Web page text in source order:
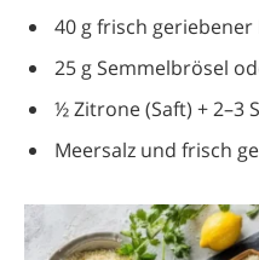
40 g frisch geriebener
25 g Semmelbrösel
½ Zitrone (Saft) + 2–3
Meersalz und frisch